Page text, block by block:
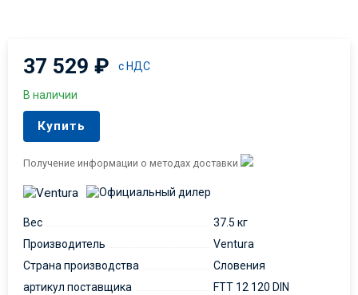
37 529₽ с НДС
В наличии
Купить
Получение информации о методах доставки
Вес
37.5 кг
Производитель
Ventura
Страна производства
Словения
артикул поставщика
FTT 12 120 DIN